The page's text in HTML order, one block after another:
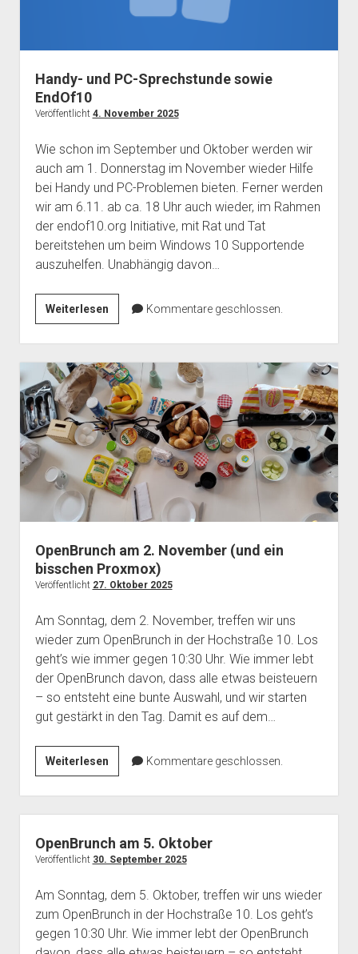
Handy- und PC-Sprechstunde sowie
EndOf10
Veröffentlicht 4. November 2025
Wie schon im September und Oktober werden wir
auch am 1. Donnerstag im November wieder Hilfe
bei Handy und PC-Problemen bieten. Ferner werden
wir am 6.11. ab ca. 18 Uhr auch wieder, im Rahmen
der endof10.org Initiative, mit Rat und Tat
bereitstehen um beim Windows 10 Supportende
auszuhelfen. Unabhängig davon…
WeiterlesenHandy-
und
PC-
Sprechstunde
sowie
EndOf10
Kommentare geschlossen.
OpenBrunch am 2. November (und ein
bisschen Proxmox)
Veröffentlicht 27. Oktober 2025
Am Sonntag, dem 2. November, treffen wir uns
wieder zum OpenBrunch in der Hochstraße 10. Los
geht’s wie immer gegen 10:30 Uhr. Wie immer lebt
der OpenBrunch davon, dass alle etwas beisteuern
– so entsteht eine bunte Auswahl, und wir starten
gut gestärkt in den Tag. Damit es auf dem…
WeiterlesenOpenBrunch
am
2.
November
(und
ein
Proxmox)
Kommentare geschlossen.
OpenBrunch am 5. Oktober
Veröffentlicht 30. September 2025
Am Sonntag, dem 5. Oktober, treffen wir uns wieder
zum OpenBrunch in der Hochstraße 10. Los geht’s
gegen 10:30 Uhr. Wie immer lebt der OpenBrunch